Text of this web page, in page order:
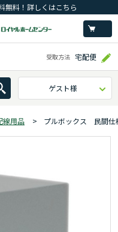
無料！詳しくはこちら
受取方法 宅配便
ゲスト様
線用品 > プルボックス 民間